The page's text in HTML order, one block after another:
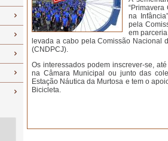
“Primavera
na
pela
em
levada a cabo pela Comissão Nacional
(CNDPCJ).
Os interessados podem inscrever-se,
na Câmara Municipal ou junto das
Estação Náutica da Murtosa e tem o
Bicicleta.